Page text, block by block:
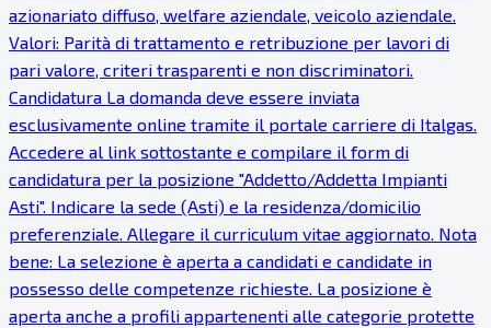
azionariato diffuso, welfare aziendale, veicolo aziendale.
Valori: Parità di trattamento e retribuzione per lavori di
pari valore, criteri trasparenti e non discriminatori.
Candidatura La domanda deve essere inviata
esclusivamente online tramite il portale carriere di Italgas.
Accedere al link sottostante e compilare il form di
candidatura per la posizione "Addetto/Addetta Impianti
Asti". Indicare la sede (Asti) e la residenza/domicilio
preferenziale. Allegare il curriculum vitae aggiornato. Nota
bene: La selezione è aperta a candidati e candidate in
possesso delle competenze richieste. La posizione è
aperta anche a profili appartenenti alle categorie protette